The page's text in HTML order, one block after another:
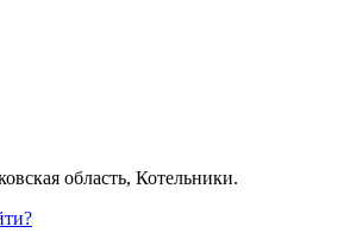
область, Котельники.